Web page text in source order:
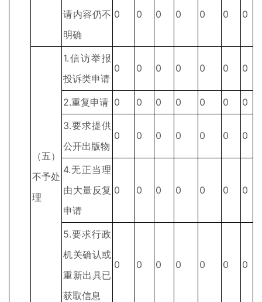
请内容仍不
明确
0 0 0 0 0 0 0
（五）
不予处
理
1.信访举报
投诉类申请
0 0 0 0 0 0 0
2.重复申请 0 0 0 0 0 0
0
3.要求提供
公开出版物
0 0 0 0 0 0 0
4.无正当理
由大量反复
申请
0 0 0 0 0 0 0
5.要求行政
机关确认或
重新出具已
获取信息
0 0 0 0 0 0 0